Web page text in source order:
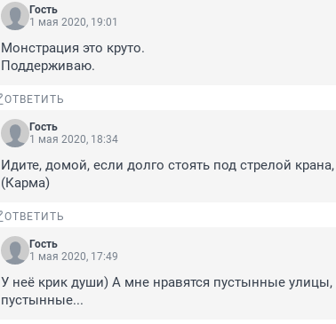
Гость
1 мая 2020, 19:01
Монстрация это круто.
Поддерживаю.
ОТВЕТИТЬ
Гость
1 мая 2020, 18:34
Идите, домой, если долго стоять под стрелой
(Карма)
ОТВЕТИТЬ
Гость
1 мая 2020, 17:49
У неё крик души) А мне нравятся пустынные
пустынные...